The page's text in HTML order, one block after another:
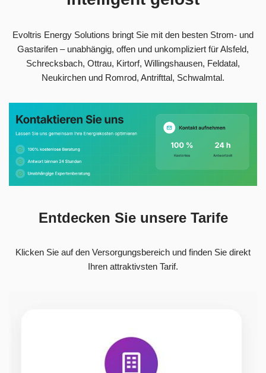
Evoltris Energy Solutions bringt Sie mit den besten Strom- und
Gastarifen – unabhängig, offen und unkompliziert für Alsfeld,
Schrecksbach, Ottrau, Kirtorf, Willingshausen, Feldatal,
Neukirchen und Romrod, Antrifttal, Schwalmtal.
Entdecken Sie unsere Tarife
Klicken Sie auf den Versorgungsbereich und finden Sie direkt
Ihren attraktivsten Tarif.